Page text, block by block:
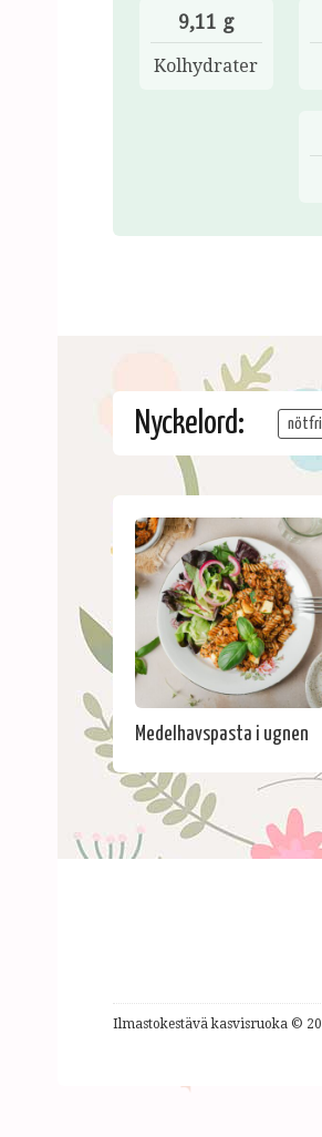
9,11 g
Kolhydrater
Nyckelord:
Medelhavspasta i ugnen
Ilmastokestävä kasvisruoka ©